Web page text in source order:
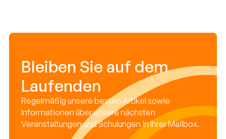
Bleiben Sie auf dem
Laufenden
Regelmäßig unsere besten Artikel sowie
Informationen über unsere nächsten
Veranstaltungen und Schulungen in Ihrer Mailbox.